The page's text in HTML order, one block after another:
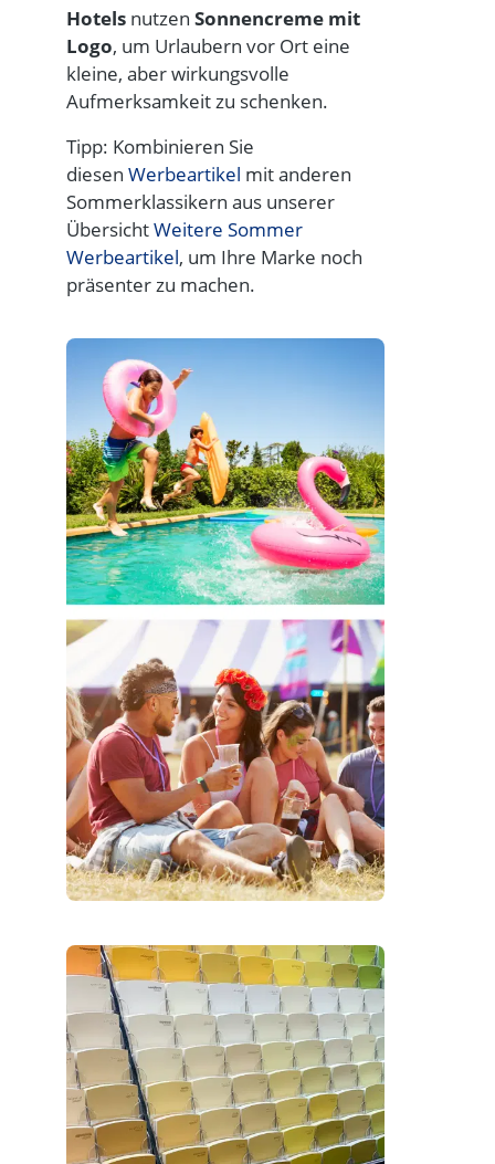
Hotels nutzen Sonnencreme mit
Logo, um Urlaubern vor Ort eine
kleine, aber wirkungsvolle
Aufmerksamkeit zu schenken.
Tipp: Kombinieren Sie
diesen Werbeartikel mit anderen
Sommerklassikern aus unserer
ÜbersichtWeitere Sommer
Werbeartikel, um Ihre Marke noch
präsenter zu machen.